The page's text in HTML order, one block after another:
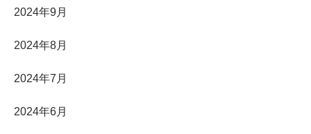
2024年9月
2024年8月
2024年7月
2024年6月